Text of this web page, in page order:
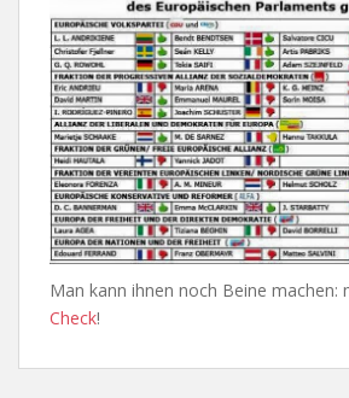
Man kann ihnen noch Beine machen:
Check!